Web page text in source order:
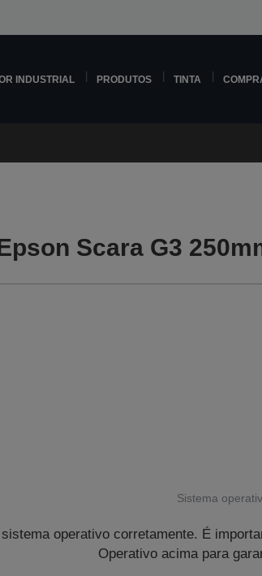
INDUSTRIAL PRODUTOS TINTA
Scara G3
Sistema
operativo corretamente. É
Operativo acima para